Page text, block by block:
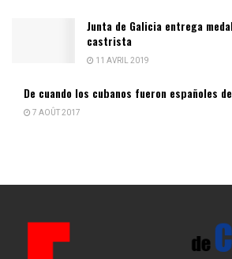
Junta de Galicia entrega
castrista
11 AVRIL 2019
De cuando los cubanos fueron españoles
7 AOÛT 2017